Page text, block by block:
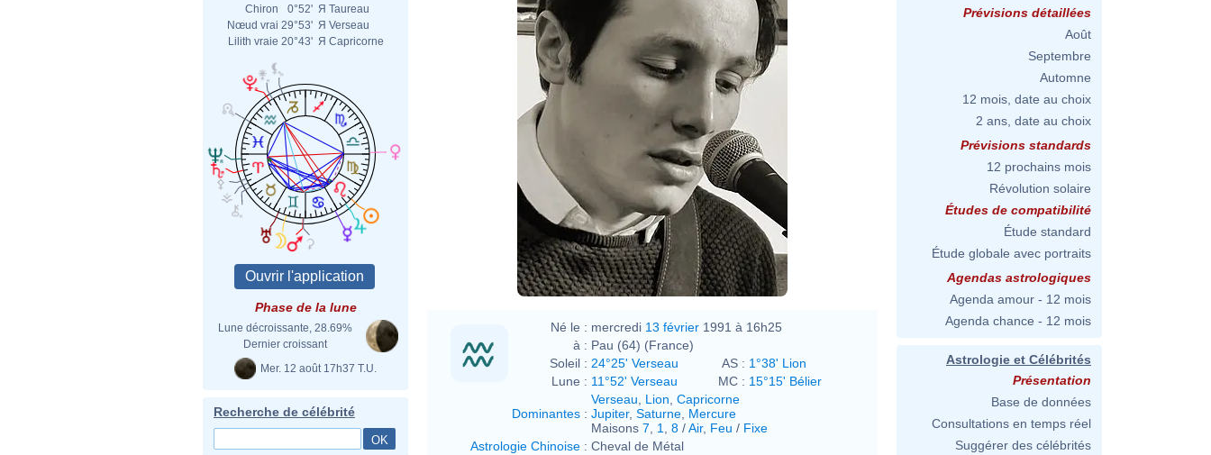
Chiron
0°52' Я Taureau
Nœud vrai 29°53' Я Verseau
Lilith vraie 20°43' Я Capricorne
Phase de la lune
Lune décroissante, 28.69%
Dernier croissant
Mer. 12 août 17h37 T.U.
Recherche de célébrité
Né le : mercredi 13 février 1991 à 16h25
à : Pau (64) (France)
Soleil : 24°25' Verseau AS : 1°38' Lion
Lune : 11°52' Verseau MC : 15°15' Bélier
Dominantes :
Verseau Lion Capricorne
Jupiter, Saturne Mercure
Maisons 7 1 8 /Air, Feu / Fixe
Astrologie Chinoise : Cheval de Métal
Prévisions détaillées
Août
Septembre
Automne
12 mois, date au choix
2 ans, date au choix
Prévisions standards
12 prochains mois
Révolution solaire
Études de compatibilité
Étude standard
Étude globale avec portraits
Agendas astrologiques
Agenda amour - 12 mois
Agenda chance - 12 mois
Astrologie et Célébrités
Présentation
Base de données
Consultations en temps réel
Suggérer des célébrités